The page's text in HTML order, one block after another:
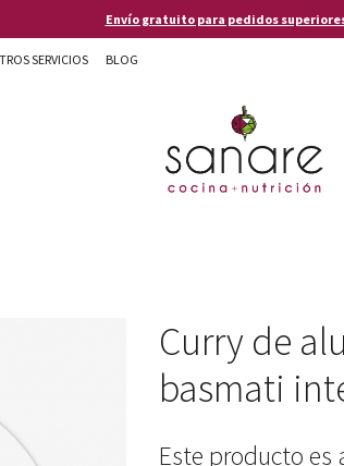
Envío gratuito para pedidos superiores
SERVICIOS BLOG
Curry de
basmati
Este producto es